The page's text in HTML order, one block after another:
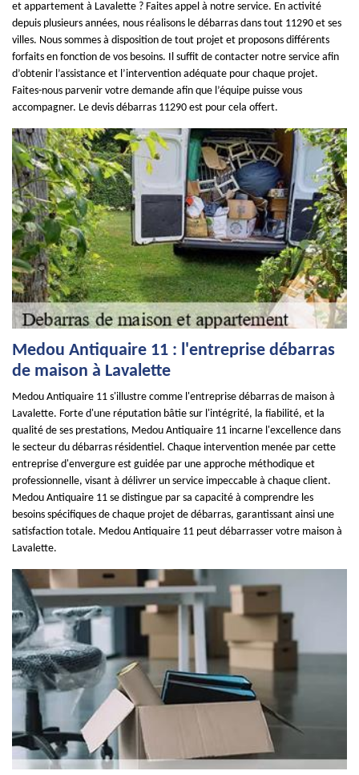
et appartement à Lavalette ? Faites appel à notre service. En activité
depuis plusieurs années, nous réalisons le débarras dans tout 11290 et ses
villes. Nous sommes à disposition de tout projet et proposons différents
forfaits en fonction de vos besoins. Il suffit de contacter notre service afin
d’obtenir l’assistance et l’intervention adéquate pour chaque projet.
Faites-nous parvenir votre demande afin que l’équipe puisse vous
accompagner. Le devis débarras 11290 est pour cela offert.
Medou Antiquaire 11 : l'entreprise débarras
de maison à Lavalette
Medou Antiquaire 11 s'illustre comme l'entreprise débarras de maison à
Lavalette. Forte d'une réputation bâtie sur l'intégrité, la fiabilité, et la
qualité de ses prestations, Medou Antiquaire 11 incarne l'excellence dans
le secteur du débarras résidentiel. Chaque intervention menée par cette
entreprise d'envergure est guidée par une approche méthodique et
professionnelle, visant à délivrer un service impeccable à chaque client.
Medou Antiquaire 11 se distingue par sa capacité à comprendre les
besoins spécifiques de chaque projet de débarras, garantissant ainsi une
satisfaction totale. Medou Antiquaire 11 peut débarrasser votre maison à
Lavalette.